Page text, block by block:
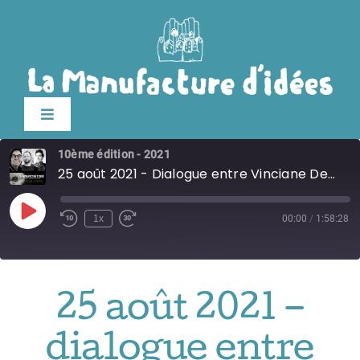
Toggle
Navigation
Édition 2026
Le festival
Billetterie
Infos pratiques
10ème édition - 2021
25 août 2021 - Dialogue entre Vinciane Despret, Marion Neumann et Tomas Saraceno
Play
Episode
1x 00:00 / 1:58:28
25 août 2021 –
dialogue entre